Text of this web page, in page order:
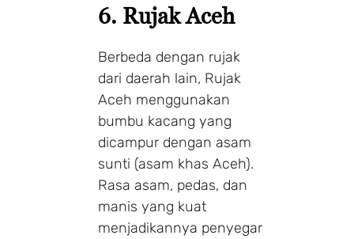
6. Rujak Aceh
Berbeda dengan rujak
dari daerah lain, Rujak
Aceh menggunakan
bumbu kacang yang
dicampur dengan asam
sunti (asam khas Aceh).
Rasa asam, pedas, dan
manis yang kuat
menjadikannya penyegar